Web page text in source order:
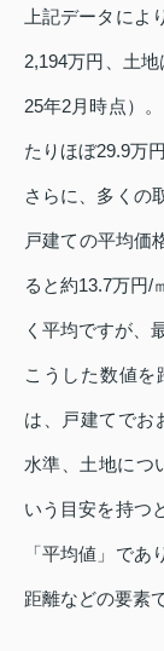
上記データによ
2,194万円、土
25年2月時点）
たりほぼ29.9万円
さらに、多くの
戸建ての平均価
ると約13.7万円/
く平均ですが、
こうした数値を
は、戸建てでお
水準、土地につ
いう目安を持つ
「平均値」で
距離などの要素